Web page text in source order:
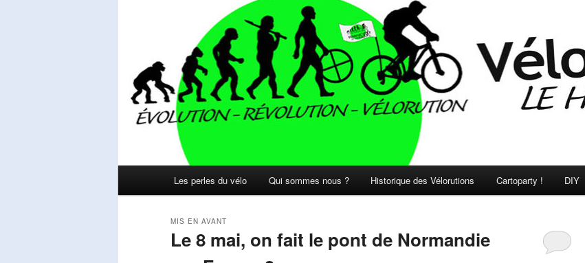
Les perles du vélo Qui sommes nous ? Historique des Vélorutions Cartoparty ! DIY
Le 8 mai, on fait le pont de Normandie
MIS EN AVANT